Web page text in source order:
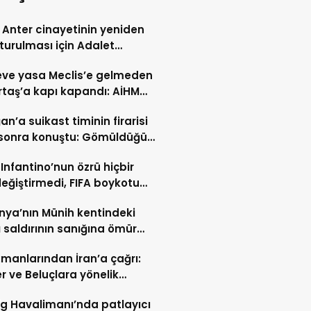
Anter cinayetinin yeniden
için Adalet
yasa Meclis’e gelmeden
kapı kapandı: AİHM
veto tartışması
suikast timinin firarisi
sonra konuştu: Gömüldüğü
kazı başladı
Infantino’nun özrü hiçbir
FIFA boykotu
Münih kentindeki
saldırının sanığına ömür
İran’a çağrı:
ve Beluçlara yönelik
Havalimanı’nda patlayıcı